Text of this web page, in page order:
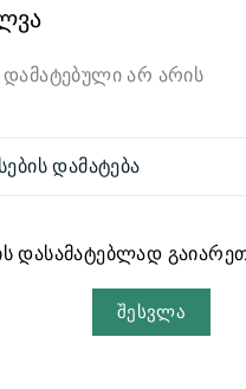
დამატებული არ არის
დამატება
დასამატებლად
შესვლა